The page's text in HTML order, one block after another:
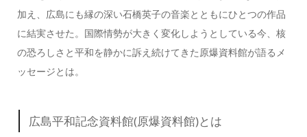
加え、広島にも縁の深い石橋英子の音楽とともにひとつの作品
に結実させた。国際情勢が大きく変化しようとしている今、核
の恐ろしさと平和を静かに訴え続けてきた原爆資料館が語るメ
ッセージとは。
広島平和記念資料館(原爆資料館)とは